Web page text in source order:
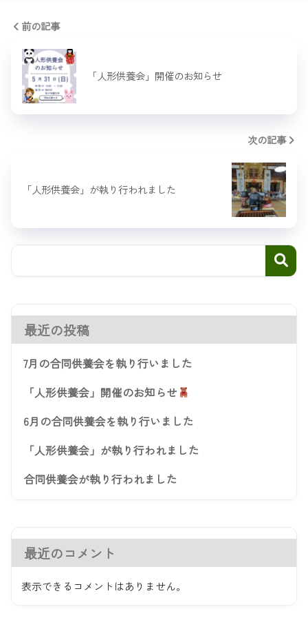
前の記事
「人形供養会」開催のお知らせ
次の記事
「人形供養会」が執り行われました
最近の投稿
7月の合同供養会を執り行いました
「人形供養会」開催のお知らせ
6月の合同供養会を執り行いました
「人形供養会」が執り行われました
合同供養会が執り行われました
最近のコメント
表示できるコメントはありません。